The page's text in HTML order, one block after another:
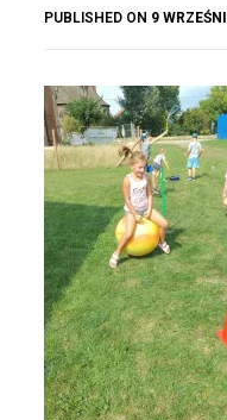
PUBLISHED ON 9